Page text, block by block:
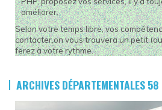
améliorer.
Selon votre temps libre, vos
contacter,on vous trouvera un petit
ferez à votre rythme.
ARCHIVES DÉPARTEMENTALES 58